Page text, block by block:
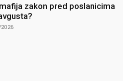
zakon pred poslanicima